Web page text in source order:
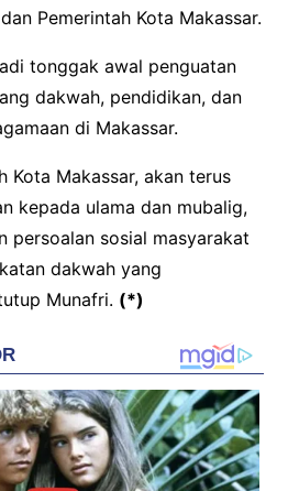
Pemerintah Kota Makassar.
tonggak awal penguatan
dakwah, pendidikan, dan
di Makassar.
Kota Makassar, akan terus
kepada ulama dan mubalig,
persoalan sosial masyarakat
dakwah yang
Munafri. (*)